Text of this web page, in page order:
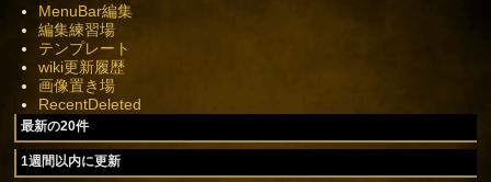
MenuBar編集
編集練習場
テンプレート
wiki更新履歴
画像置き場
RecentDeleted
最新の20件
1週間以内に更新